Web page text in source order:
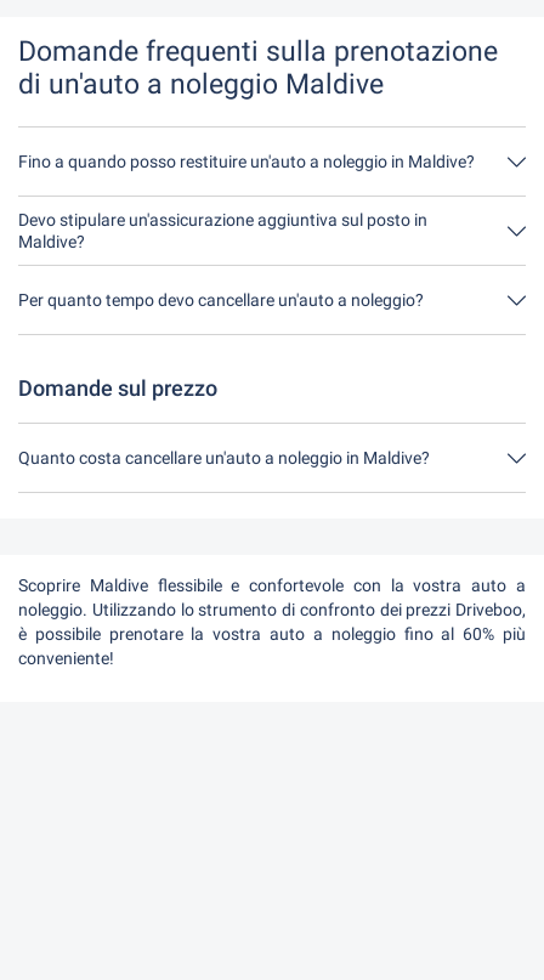
Scoprire Maldive flessibile e confortevole con la vostra auto a
noleggio. Utilizzando lo strumento di confronto dei prezzi Driveboo,
è possibile prenotare la vostra auto a noleggio fino al 60% più
conveniente!
Domande frequenti sulla prenotazione
di un'auto a noleggio Maldive
Fino a quando posso restituire un'auto a noleggio in Maldive?
In linea di principio, potete restituire l'auto a noleggio in qualsiasi
momento della giornata. L'unica cosa importante è che non
restituiate l'auto a noleggio più tardi di quanto indicato al
Devo stipulare un'assicurazione aggiuntiva sul posto in
Maldive?
È meglio prenotare l'assicurazione completa senza franchigia
assicurazione aggiuntiva in loco.
Per quanto tempo devo cancellare un'auto a noleggio?
Avete a disposizione fino a 24 ore prima del noleggio, entro
Domande sul prezzo
Quanto costa cancellare un'auto a noleggio in Maldive?
Fino a 24 ore prima del noleggio, la cancellazione durante l'orario